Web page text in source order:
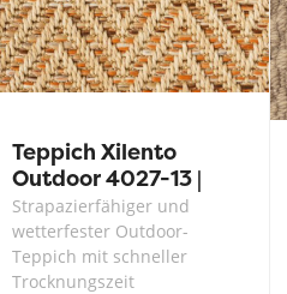
Teppich Xilento
Outdoor 4027-13 |
200 x 300 cm
Strapazierfähiger und
wetterfester Outdoor-
Teppich mit schneller
Trocknungszeit